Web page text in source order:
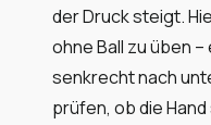
der Druck steigt.
ohne Ball zu üben
senkrecht nach
prüfen, ob die